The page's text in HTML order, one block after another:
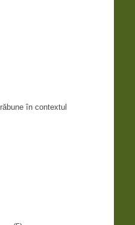
în contextul